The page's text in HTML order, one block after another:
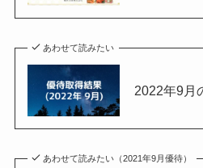
あわせて読みたい
2022年9月
あわせて読みたい（2021年9月優待）